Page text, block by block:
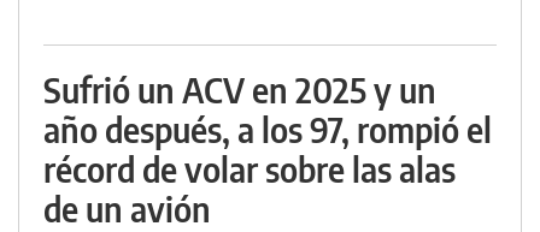
Sufrió un ACV en 2025 y un
año después, a los 97, rompió el
récord de volar sobre las alas
de un avión